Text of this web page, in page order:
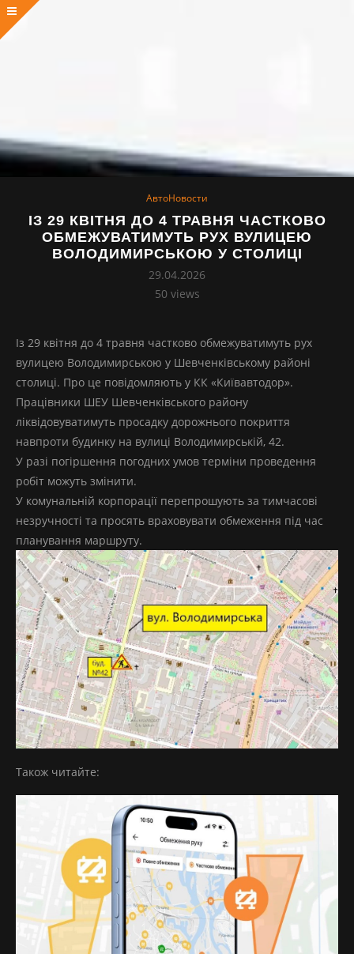
АвтоНовости
ІЗ 29 КВІТНЯ ДО 4 ТРАВНЯ ЧАСТКОВО
ОБМЕЖУВАТИМУТЬ РУХ ВУЛИЦЕЮ
ВОЛОДИМИРСЬКОЮ У СТОЛИЦІ
29.04.2026
50 views
Із 29 квітня до 4 травня частково обмежуватимуть рух
вулицею Володимирською у Шевченківському районі
столиці. Про це повідомляють у КК «Київавтодор».
Працівники ШЕУ Шевченківського району
ліквідовуватимуть просадку дорожнього покриття
навпроти будинку на вулиці Володимирській, 42.
У разі погіршення погодних умов терміни проведення
робіт можуть змінити.
У комунальній корпорації перепрошують за тимчасові
незручності та просять враховувати обмеження під час
планування маршруту.
Також читайте: